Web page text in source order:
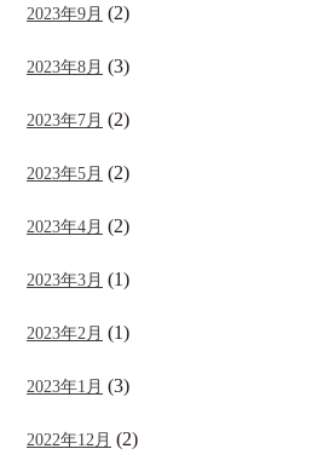
2023年9月 (2)
2023年8月 (3)
2023年7月 (2)
2023年5月 (2)
2023年4月 (2)
2023年3月 (1)
2023年2月 (1)
2023年1月 (3)
2022年12月 (2)